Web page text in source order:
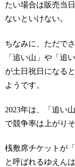
たい場合は販売当
ないといけない。
ちなみに、ただで
「追い山」や「追
が土日祝日になる
ようです。
2023年は、「追い
で競争率は上がり
桟敷席チケットが「
と呼ばれるゆえん